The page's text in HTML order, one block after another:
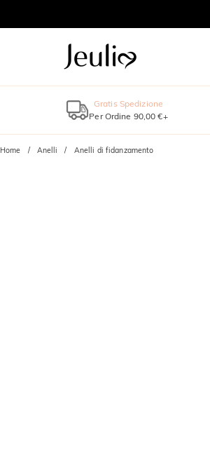
Gratis Spedizione
Per Ordine 90,00 €+
Home Anelli Anelli di fidanzamento